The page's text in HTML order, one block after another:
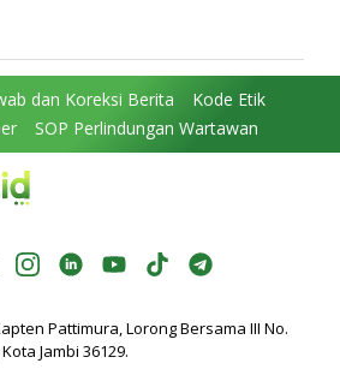
dan Koreksi Berita
Kode Etik
SOP Perlindungan Wartawan
Pattimura, Lorong Bersama III No.
Jambi 36129.